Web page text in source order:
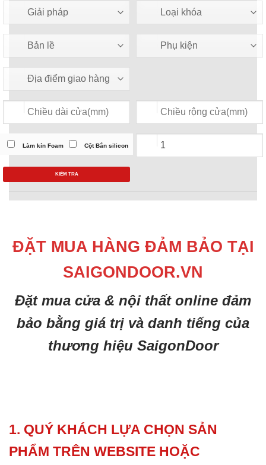
Làm kín Foam Cột Bắn silicon
KIỂM TRA
ĐẶT MUA HÀNG ĐẢM BẢO TẠI
SAIGONDOOR.VN
Đặt mua cửa & nội thất online đảm
bảo bằng giá trị và danh tiếng của
thương hiệu SaigonDoor
1. QUÝ KHÁCH LỰA CHỌN SẢN
PHẨM TRÊN WEBSITE HOẶC